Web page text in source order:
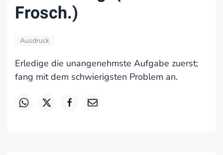
Frosch.)
Ausdruck
Erledige die unangenehmste Aufgabe zuerst;
fang mit dem schwierigsten Problem an.